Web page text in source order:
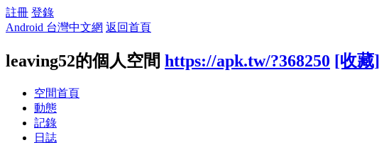
註冊 登錄
Android 台灣中文網 返回首頁
leaving52的個人空間 https://apk.tw/?368250 [收藏]
空間首頁
動態
記錄
日誌